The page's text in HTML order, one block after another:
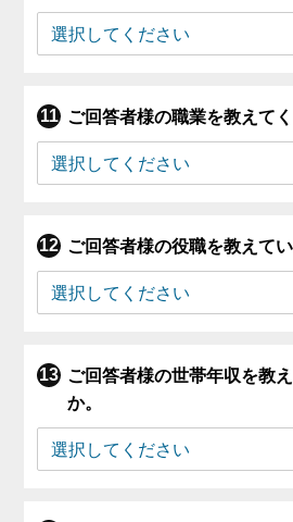
ご回答者様の職業を教えてく
ご回答者様の役職を教えて
ご回答者様の世帯年収を教
か。